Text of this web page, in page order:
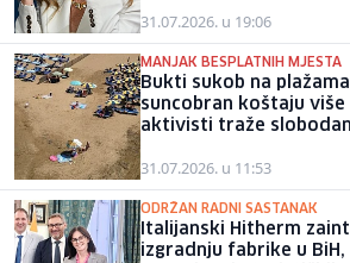
31.07.2026. u 19:06
MANJAK BESPLATNIH MJESTA
Bukti sukob na
suncobran koštaju više
aktivisti traže
31.07.2026. u 11:53
ODRŽAN RADNI SASTANAK
Italijanski Hitherm
izgradnju fabrike u BiH,